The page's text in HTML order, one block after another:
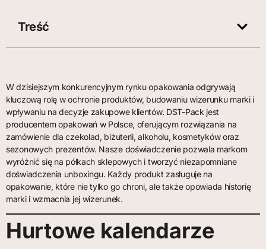
Treść
W dzisiejszym konkurencyjnym rynku opakowania odgrywają
kluczową rolę w ochronie produktów, budowaniu wizerunku marki i
wpływaniu na decyzje zakupowe klientów. DST-Pack jest
producentem opakowań w Polsce, oferującym rozwiązania na
zamówienie dla czekolad, biżuterii, alkoholu, kosmetyków oraz
sezonowych prezentów. Nasze doświadczenie pozwala markom
wyróżnić się na półkach sklepowych i tworzyć niezapomniane
doświadczenia unboxingu. Każdy produkt zasługuje na
opakowanie, które nie tylko go chroni, ale także opowiada historię
marki i wzmacnia jej wizerunek.
Hurtowe kalendarze